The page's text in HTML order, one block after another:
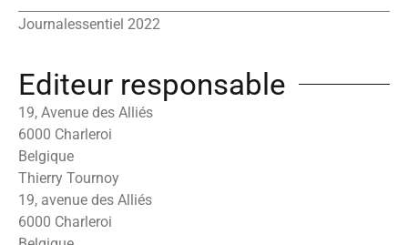
Journalessentiel 2022
Editeur responsable
19, Avenue des Alliés
6000 Charleroi
Belgique
Thierry Tournoy
19, avenue des Alliés
6000 Charleroi